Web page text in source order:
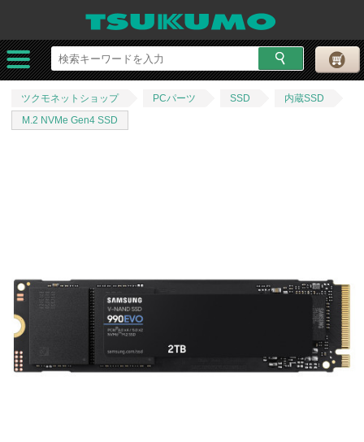
ツクモネットショップ PCパーツ SSD
内蔵SSD
M.2 NVMe Gen4 SSD